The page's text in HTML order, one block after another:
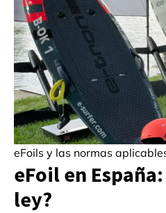
eFoils y las normas
eFoil en
ley?